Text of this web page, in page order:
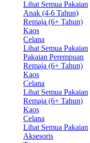
Lihat Semua Pakaian
Anak (4-6 Tahun)
Remaja (6+ Tahun)
Kaos
Celana
Lihat Semua Pakaian
Pakaian Perempuan
Remaja (6+ Tahun)
Kaos
Celana
Lihat Semua Pakaian
Remaja (6+ Tahun)
Kaos
Celana
Lihat Semua Pakaian
Aksesoris